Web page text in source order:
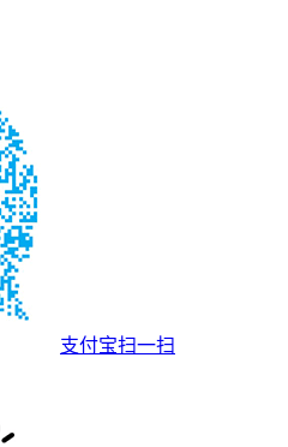
支付宝扫一扫